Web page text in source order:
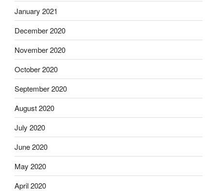
January 2021
December 2020
November 2020
October 2020
September 2020
August 2020
July 2020
June 2020
May 2020
April 2020